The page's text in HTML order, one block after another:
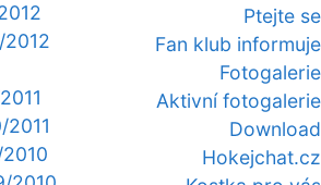
Ptejte se
Fan klub informuje
Fotogalerie
Aktivní fotogalerie
Download
Hokejchat.cz
2012